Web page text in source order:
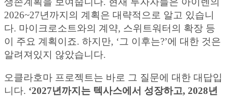
2026~27년까지의 계획은 대략적으로 알고 있습니
다. 마이크로소트와의 계약, 스위트워터의 확장 등
이 주요 계획이죠. 하지만, ‘그 이후는?’에 대한 것은
알려져있지 않았습니다.
오클라호마 프로젝트는 바로 그 질문에 대한 대답입
니다. ‘2027년까지는 텍사스에서 성장하고, 2028년